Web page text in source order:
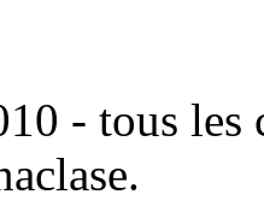
- tous les